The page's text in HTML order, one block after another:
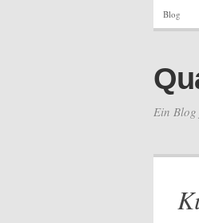
Blog
Ein Blog